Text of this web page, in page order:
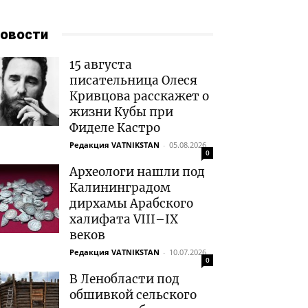
15 августа
писательница Олеся
Кривцова расскажет о
жизни Кубы при
Фиделе Кастро
Редакция VATNIKSTAN - 05.08.2026
0
Археологи нашли под
Калининградом
дирхамы Арабского
халифата VIII–IX
веков
Редакция VATNIKSTAN - 10.07.2026
0
В Ленобласти под
обшивкой сельского